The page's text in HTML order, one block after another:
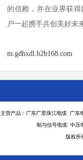
的信赖，并在业界获
户一起携手共创美好未
m.gdhxdl.b2b168.com
主营产品：广东广星珠江电缆 广
制与信号电缆 中压
版权所